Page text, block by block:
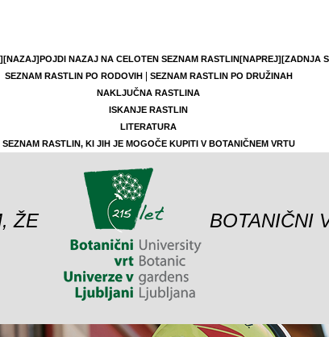
[NAZAJ]POJDI NAZAJ NA CELOTEN SEZNAM RASTLIN[NAPREJ][ZADNJA
SEZNAM RASTLIN PO RODOVIH|
SEZNAM RASTLIN PO DRUŽINAH
NAKLJUČNA RASTLINA
ISKANJE RASTLIN
LITERATURA
SEZNAM RASTLIN, KI JIH JE MOGOČE KUPITI V BOTANIČNEM VRTU
ŽE
BOTANIČNI